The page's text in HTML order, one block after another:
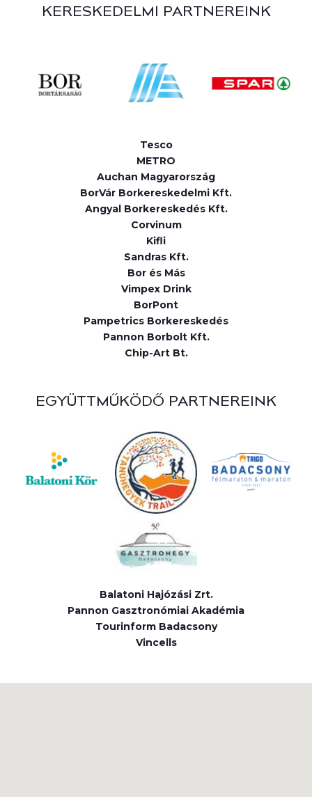
KERESKEDELMI PARTNEREINK
Tesco
METRO
Auchan Magyarország
BorVár Borkereskedelmi Kft.
Angyal Borkereskedés Kft.
Corvinum
Kifli
Sandras Kft.
Bor és Más
Vimpex Drink
BorPont
Pampetrics Borkereskedés
Pannon Borbolt Kft.
Chip-Art Bt.
EGYÜTTMŰKÖDŐ PARTNEREINK
Balatoni Hajózási Zrt.
Pannon Gasztronómiai Akadémia
Tourinform Badacsony
Vincells